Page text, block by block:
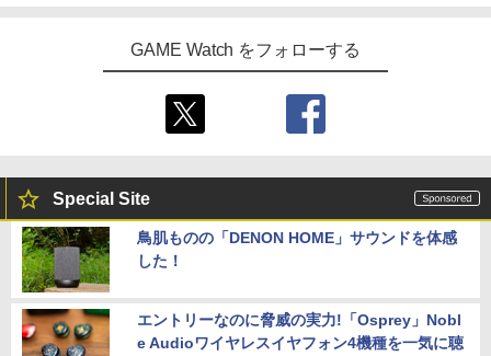
GAME Watch をフォローする
Special Site
鳥肌ものの「DENON HOME」サウンドを体感
した！
エントリーなのに脅威の実力!「Osprey」Nobl
e Audioワイヤレスイヤフォン4機種を一気に聴